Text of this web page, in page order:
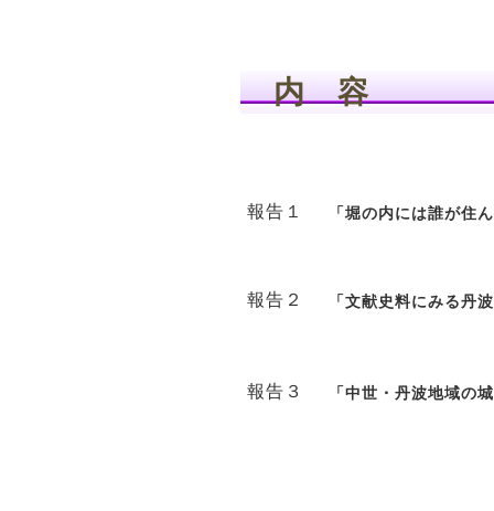
内 容
報告１ 「堀の内には誰が住
報告２ 「文献史料にみる丹
報告３ 「中世・丹波地域の